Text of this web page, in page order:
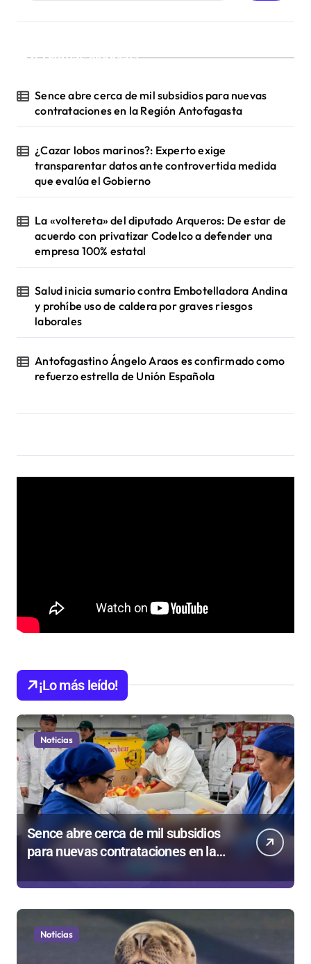
¡Ultimas Noticias!
Sence abre cerca de mil subsidios para nuevas
contrataciones en la Región Antofagasta
¿Cazar lobos marinos?: Experto exige
transparentar datos ante controvertida medida
que evalúa el Gobierno
La «voltereta» del diputado Arqueros: De estar de
acuerdo con privatizar Codelco a defender una
empresa 100% estatal
Salud inicia sumario contra Embotelladora Andina
y prohíbe uso de caldera por graves riesgos
laborales
Antofagastino Ángelo Araos es confirmado como
refuerzo estrella de Unión Española
¡Lo más leído!
Noticias
Sence abre cerca de mil subsidios
para nuevas contrataciones en la
Noticias